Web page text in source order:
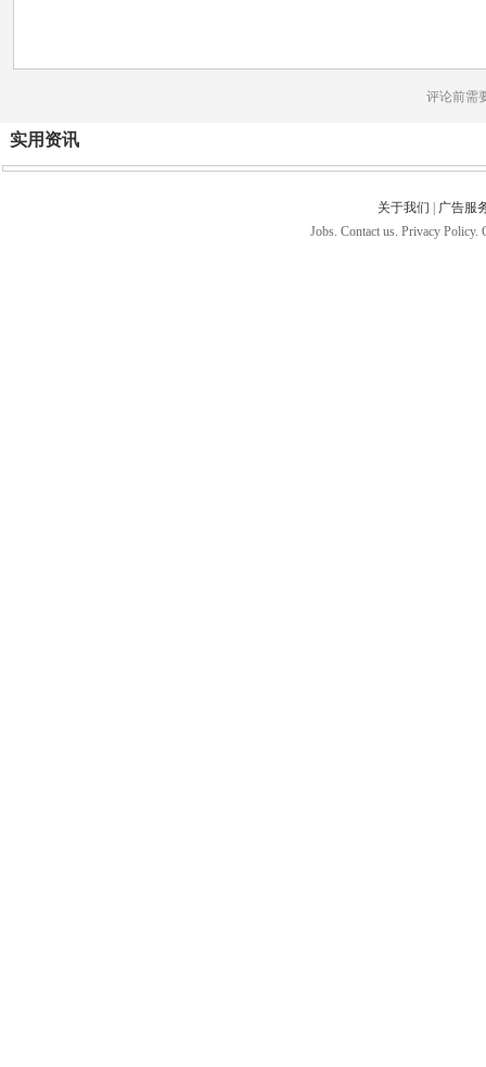
评论前需
实用资讯
关于我们
广告服
Jobs. Contact us. Privacy